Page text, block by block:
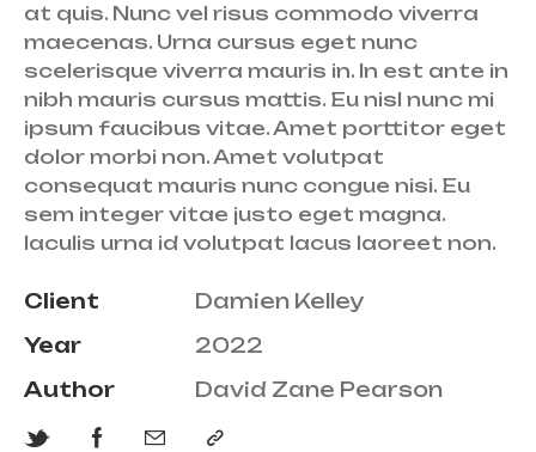
at quis. Nunc vel risus commodo viverra
maecenas. Urna cursus eget nunc
scelerisque viverra mauris in. In est ante in
nibh mauris cursus mattis. Eu nisl nunc mi
ipsum faucibus vitae. Amet porttitor eget
dolor morbi non. Amet volutpat
consequat mauris nunc congue nisi. Eu
sem integer vitae justo eget magna.
Iaculis urna id volutpat lacus laoreet non.
Client
Damien Kelley
Year
2022
Author
David Zane Pearson